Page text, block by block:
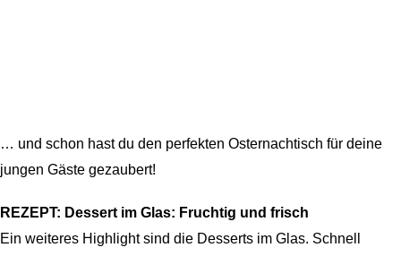
… und schon hast du den perfekten Osternachtisch für deine
jungen Gäste gezaubert!
REZEPT: Dessert im Glas: Fruchtig und frisch
Ein weiteres Highlight sind die Desserts im Glas. Schnell